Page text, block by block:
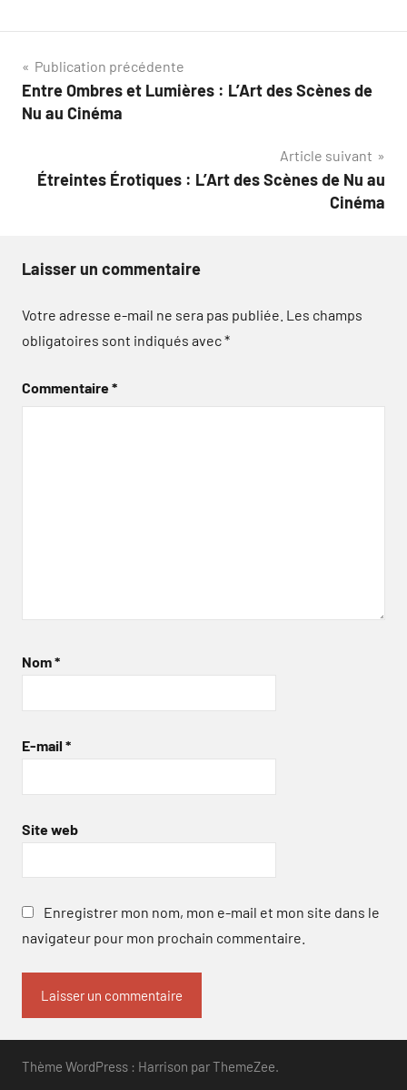
Navigation
de
Publication précédente
Entre Ombres et Lumières : L’Art des Scènes de
Nu au Cinéma
Article suivant
Étreintes Érotiques : L’Art des Scènes de Nu au
Cinéma
Laisser un commentaire
Votre adresse e-mail ne sera pas publiée. Les champs
obligatoires sont indiqués avec*
Commentaire*
Nom*
E-mail *
Site web
Enregistrer mon nom, mon e-mail et mon site dans le
navigateur pour mon prochain commentaire.
Thème WordPress : Harrison par ThemeZee.